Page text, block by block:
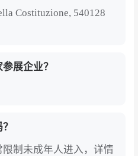
Costituzione, 540128
展企业？
制未成年人进入，详情